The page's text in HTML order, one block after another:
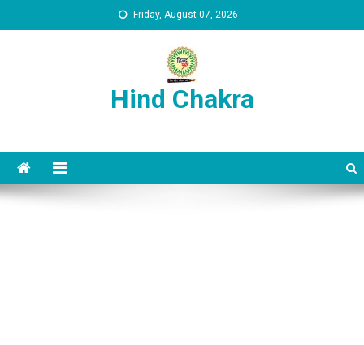
Friday, August 07, 2026
Hind Chakra